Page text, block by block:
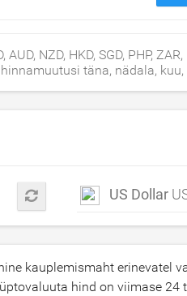
NZD, HKD, SGD, PHP,
täna, nädala,
US Dollar
kauplemismaht erinevatel
hind on viimase 24